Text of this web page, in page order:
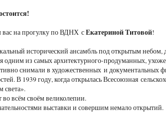
на прогулку по ВДНХ сЕкатериной Титовой!
исторический ансамбль под открытым небом,
одним из самых архитектурного-продуманных,
снимали в художественных и документальных
В 1939 году, когда открылась Всесоюзная
света».
всём своём великолепии.
выставки и совершим немало открытий.